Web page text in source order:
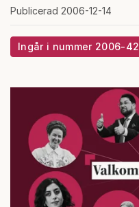
Publicerad 2006-12-14
Ingår i nummer 2006-42